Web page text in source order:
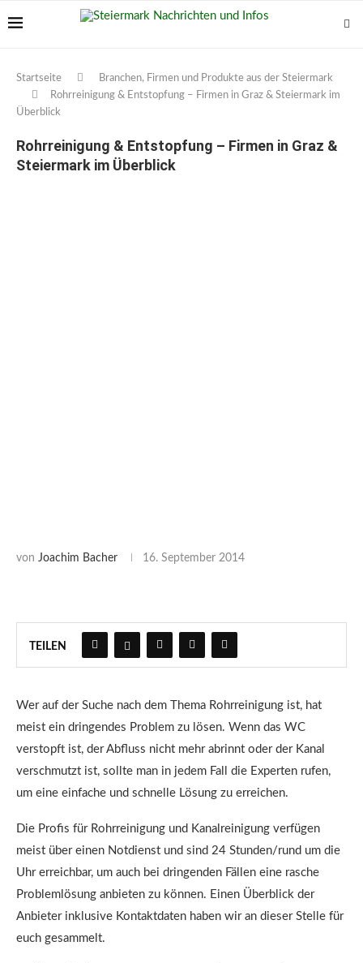
Startseite
Branchen, Firmen und Produkte aus der Steiermark
Rohrreinigung & Entstopfung – Firmen in Graz & Steiermark im
Überblick
Rohrreinigung & Entstopfung – Firmen in Graz &
Steiermark im Überblick
von Joachim Bacher 16. September 2014
TEILEN
Wer auf der Suche nach dem Thema Rohrreinigung ist, hat
meist ein dringendes Problem zu lösen. Wenn das WC
verstopft ist, der Abfluss nicht mehr abrinnt oder der Kanal
verschmutzt ist, sollte man in jedem Fall die Experten rufen,
um eine einfache und schnelle Lösung zu erreichen.
Die Profis für Rohrreinigung und Kanalreinigung verfügen
meist über einen Notdienst und sind 24 Stunden/rund um die
Uhr erreichbar, um auch bei dringenden Fällen eine rasche
Problemlösung anbieten zu können. Einen Überblick der
Anbieter inklusive Kontaktdaten haben wir an dieser Stelle für
euch gesammelt.